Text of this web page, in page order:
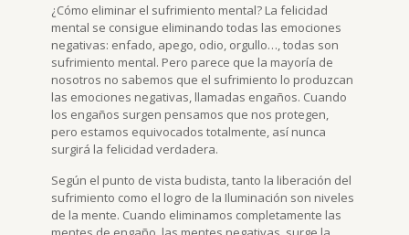
quieres
ejemplar
nuevo
rescatado
incendio,
arrugadas
¿Cómo eliminar el sufrimiento mental? La felicidad
mental se consigue eliminando todas las emociones
negativas: enfado, apego, odio, orgullo…, todas son
sufrimiento mental. Pero parece que la mayoría de
nosotros no sabemos que el sufrimiento lo produzcan
las emociones negativas, llamadas engaños. Cuando
los engaños surgen pensamos que nos protegen,
pero estamos equivocados totalmente, así nunca
surgirá la felicidad verdadera.
Según el punto de vista budista, tanto la liberación del
sufrimiento como el logro de la Iluminación son niveles
de la mente. Cuando eliminamos completamente las